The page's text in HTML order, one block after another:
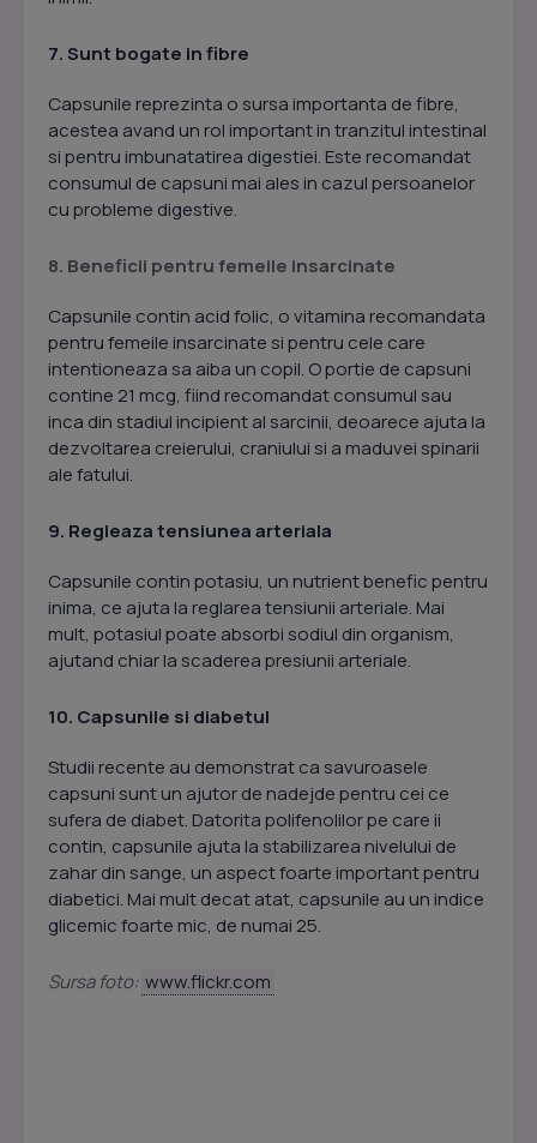
7. Sunt bogate in fibre
Capsunile reprezinta o sursa importanta de fibre,
acestea avand un rol important in tranzitul intestinal
si pentru imbunatatirea digestiei. Este recomandat
consumul de capsuni mai ales in cazul persoanelor
cu probleme digestive.
8. Beneficii pentru femeile insarcinate
Capsunile contin acid folic, o vitamina recomandata
pentru femeile insarcinate si pentru cele care
intentioneaza sa aiba un copil. O portie de capsuni
contine 21 mcg, fiind recomandat consumul sau
inca din stadiul incipient al sarcinii, deoarece ajuta la
dezvoltarea creierului, craniului si a maduvei spinarii
ale fatului.
9. Regleaza tensiunea arteriala
Capsunile contin potasiu, un nutrient benefic pentru
inima, ce ajuta la reglarea tensiunii arteriale. Mai
mult, potasiul poate absorbi sodiul din organism,
ajutand chiar la scaderea presiunii arteriale.
10. Capsunile si diabetul
Studii recente au demonstrat ca savuroasele
capsuni sunt un ajutor de nadejde pentru cei ce
sufera de diabet. Datorita polifenolilor pe care ii
contin, capsunile ajuta la stabilizarea nivelului de
zahar din sange, un aspect foarte important pentru
diabetici. Mai mult decat atat, capsunile au un indice
glicemic foarte mic, de numai 25.
Sursa foto: www.flickr.com